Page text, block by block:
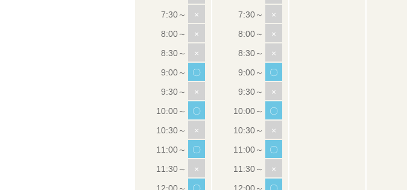
×
×
×
〇
×
〇
×
〇
×
×
×
×
〇
×
〇
×
〇
×